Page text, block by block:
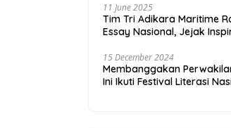
11 June 2025
Tim Tri Adikara Maritime
Essay Nasional, Jejak
15 December 2024
Membanggakan
Ini Ikuti Festival Literasi